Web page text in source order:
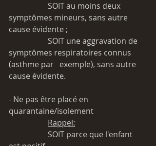
symptômes mineurs, sans autre
cause évidente ;
symptômes respiratoires connus
(asthme par   exemple), sans autre
cause évidente.
- Ne pas être placé en
quarantaine/isolement
Rappel: